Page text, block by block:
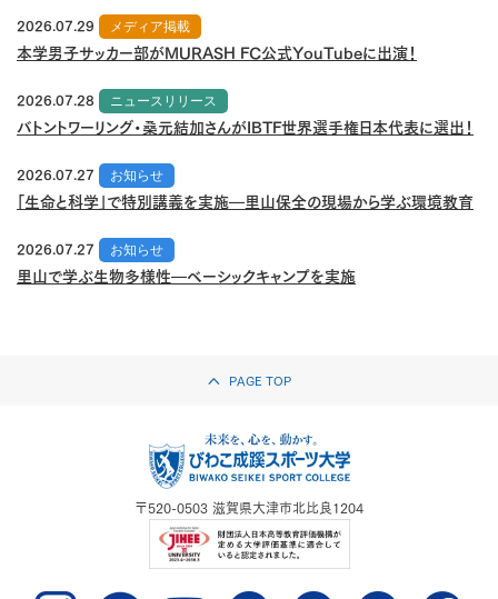
2026.07.29
メディア掲載
本学男子サッカー部がMURASH FC公式YouTubeに出演！
2026.07.28
ニュースリリース
バトントワーリング・桑元結加さんがIBTF世界選手権日本代表に選出！
2026.07.27
お知らせ
「生命と科学」で特別講義を実施―里山保全の現場から学ぶ環境教育
2026.07.27
お知らせ
里山で学ぶ生物多様性―ベーシックキャンプを実施
PAGE TOP
〒520-0503 滋賀県大津市北比良1204